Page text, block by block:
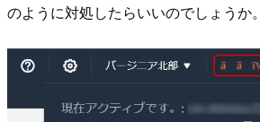
のように対処したらいいのでしょうか。